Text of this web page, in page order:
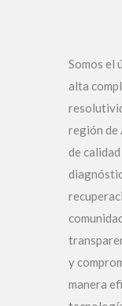
Somos el
alta
región de
de
y
manera